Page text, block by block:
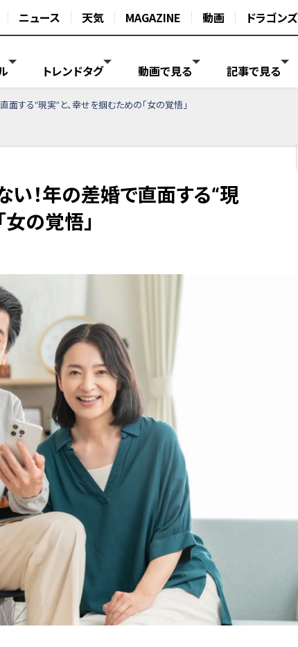
ニュース 天気 MAGAZINE 動画 ドラゴンズ
トレンドタグ 動画で見る 記事で見る
面する“現実”と、幸せを掴むための「女の覚悟」
い！年の差婚で直面する“現
の覚悟」